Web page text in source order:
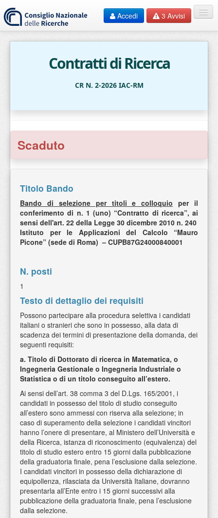
3 Avvisi
Accedi
EN
Home
Documentazione
Contratti di Ricerca
CR N. 2-2026 IAC-RM
Scaduto
Titolo Bando
Bando di selezione per titoli e colloquio per il
conferimento di n. 1 (uno) “Contratto di ricerca”, ai
sensi dell'art. 22 della Legge 30 dicembre 2010 n. 240
Istituto per le Applicazioni del Calcolo “Mauro
Picone” (sede di Roma) – CUPB87G24000840001
N. posti
1
Testo di dettaglio dei requisiti
Possono partecipare alla procedura selettiva i candidati
italiani o stranieri che sono in possesso, alla data di
scadenza dei termini di presentazione della domanda, dei
seguenti requisiti:
a. Titolo di Dottorato di ricerca in Matematica, o
Ingegneria Gestionale o Ingegneria Industriale o
Statistica o di un titolo conseguito all’estero.
Ai sensi dell’art. 38 comma 3 del D.Lgs. 165/2001, i
candidati in possesso del titolo di studio conseguito
all’estero sono ammessi con riserva alla selezione; in
caso di superamento della selezione i candidati vincitori
hanno l’onere di presentare, al Ministero dell’Università e
della Ricerca, istanza di riconoscimento (equivalenza) del
titolo di studio estero entro 15 giorni dalla pubblicazione
della graduatoria finale, pena l’esclusione dalla selezione.
I candidati vincitori in possesso della dichiarazione di
equipollenza, rilasciata da Università Italiane, dovranno
presentarla all’Ente entro i 15 giorni successivi alla
pubblicazione della graduatoria finale, pena l’esclusione
dalla selezione.